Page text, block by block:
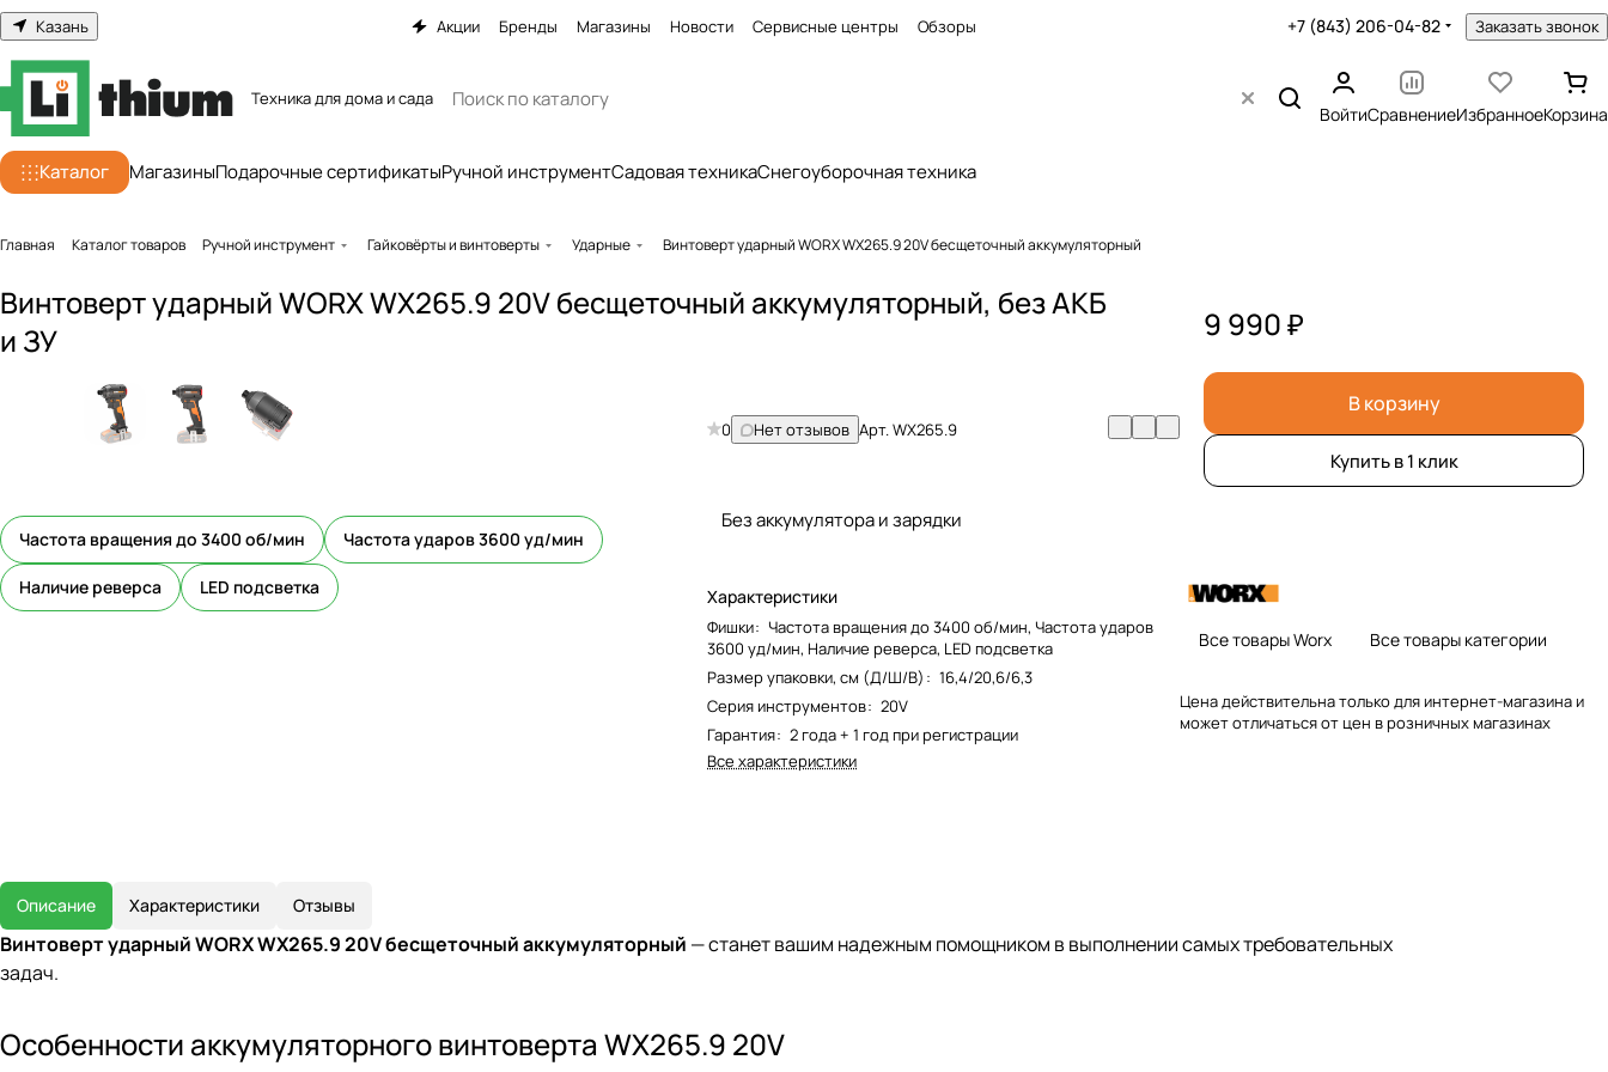
Казань Акции Бренды Магазины Новости Сервисные центры Обзоры +7 (843) 206-04-82 Заказать звонок
Техника для дома и сада
ВойтиСравнениеИзбранноеКорзина
Каталог МагазиныПодарочные сертификатыРучной инструментСадовая техникаСнегоуборочная техника
Главная Каталог товаров Ручной инструмент Гайковёрты и винтоверты Ударные Винтоверт ударный WORX WX265.9 20V бесщеточный аккумуляторный
Винтоверт ударный WORX WX265.9 20V бесщеточный аккумуляторный, без АКБ
и ЗУ
Частота вращения до 3400 об/мин Частота ударов 3600 уд/мин
Наличие реверса LED подсветка
0 Нет отзывов Арт.WX265.9
Без аккумулятора и зарядки
Характеристики
Фишки: Частота вращения до 3400 об/мин, Частота ударов
3600 уд/мин, Наличие реверса, LED подсветка
Размер упаковки, см (Д/Ш/В) : 16,4/20,6/6,3
Серия инструментов: 20V
Гарантия: 2 года + 1 год при регистрации
Все характеристики
9 990 ₽
В корзину
Купить в 1 клик
Все товары Worx Все товары категории
Цена действительна только для интернет-магазина и
может отличаться от цен в розничных магазинах
Описание Характеристики Отзывы
Винтоверт ударный WORX WX265.9 20V бесщеточный аккумуляторный — станет вашим надежным помощником в выполнении самых требовательных
задач.
Особенности аккумуляторного винтоверта WX265.9 20V